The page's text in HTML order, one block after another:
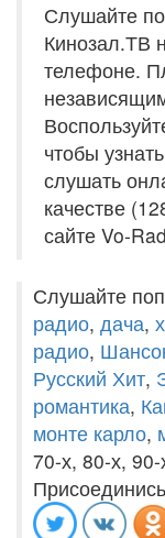
Слушайте
Кинозал.ТВ
телефоне.
чтобы
слушать
качестве
сайте Vo-
Слушайте
радио, дача,
радио,
Русский Хит,
романтика,
монте карло,
70-х, 80-х,